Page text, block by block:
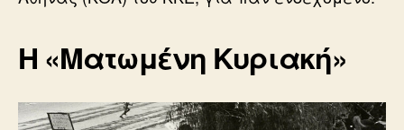
Η «Ματωμένη Κυριακή»